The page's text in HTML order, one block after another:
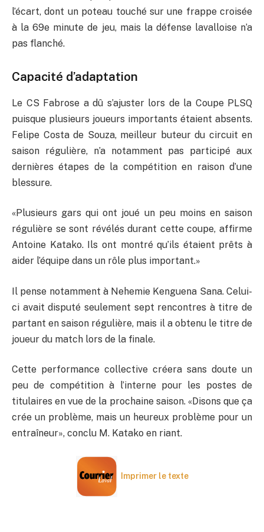
l’écart, dont un poteau touché sur une frappe croisée
à la 69e minute de jeu, mais la défense lavalloise n’a
pas flanché.
Capacité d’adaptation
Le CS Fabrose a dû s’ajuster lors de la Coupe PLSQ
puisque plusieurs joueurs importants étaient absents.
Felipe Costa de Souza, meilleur buteur du circuit en
saison régulière, n’a notamment pas participé aux
dernières étapes de la compétition en raison d’une
blessure.
«Plusieurs gars qui ont joué un peu moins en saison
régulière se sont révélés durant cette coupe, affirme
Antoine Katako. Ils ont montré qu’ils étaient prêts à
aider l’équipe dans un rôle plus important.»
Il pense notamment à Nehemie Kenguena Sana. Celui-
ci avait disputé seulement sept rencontres à titre de
partant en saison régulière, mais il a obtenu le titre de
joueur du match lors de la finale.
Cette performance collective créera sans doute un
peu de compétition à l’interne pour les postes de
titulaires en vue de la prochaine saison. «Disons que ça
crée un problème, mais un heureux problème pour un
entraîneur», conclu M. Katako en riant.
Imprimer le texte